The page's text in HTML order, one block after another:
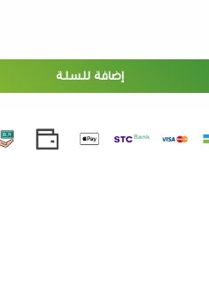
إضافة للسلة